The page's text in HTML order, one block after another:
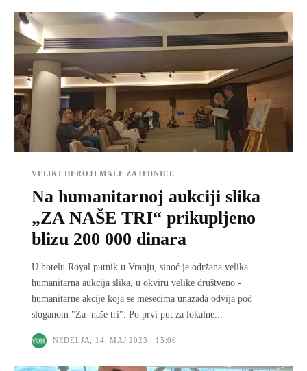
VELIKI HEROJI MALE ZAJEDNICE
Na humanitarnoj aukciji slika
„ZA NAŠE TRI“ prikupljeno
blizu 200 000 dinara
U hotelu Royal putnik u Vranju, sinoć je održana velika
humanitarna aukcija slika, u okviru velike društveno -
humanitarne akcije koja se mesecima unazada odvija pod
sloganom "Za naše tri". Po prvi put za lokalne...
NEDELJA, 14. MAJ 2023 : 15:06